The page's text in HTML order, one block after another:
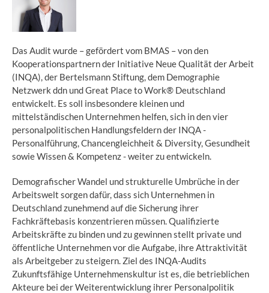
Das Audit wurde – gefördert vom BMAS – von den
Kooperationspartnern der Initiative Neue Qualität der Arbeit
(INQA), der Bertelsmann Stiftung, dem Demographie
Netzwerk ddn und Great Place to Work® Deutschland
entwickelt. Es soll insbesondere kleinen und
mittelständischen Unternehmen helfen, sich in den vier
personalpolitischen Handlungsfeldern der INQA -
Personalführung, Chancengleichheit & Diversity, Gesundheit
sowie Wissen & Kompetenz - weiter zu entwickeln.
Demografischer Wandel und strukturelle Umbrüche in der
Arbeitswelt sorgen dafür, dass sich Unternehmen in
Deutschland zunehmend auf die Sicherung ihrer
Fachkräftebasis konzentrieren müssen. Qualifizierte
Arbeitskräfte zu binden und zu gewinnen stellt private und
öffentliche Unternehmen vor die Aufgabe, ihre Attraktivität
als Arbeitgeber zu steigern. Ziel des INQA-Audits
Zukunftsfähige Unternehmenskultur ist es, die betrieblichen
Akteure bei der Weiterentwicklung ihrer Personalpolitik